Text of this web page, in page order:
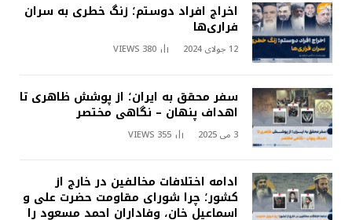
اخراج افراد دوستم؛ زنگ خطری به سران
فراری‌ها
12 جولای 2024 380
VIEWS
سفر محقق به ایران؛ از پوشش ظاهری تا
اهداف پنهان – نگاهی مختصر
3 می 2025 355
VIEWS
ادامه اختلافات مخالفین در خارج از
کشور؛ چرا شورای مقاومت حضرت علی و
اسماعیل خان، وفاداران احمد مسعود را